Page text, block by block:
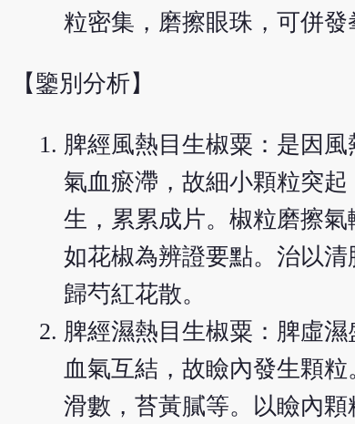
粒密集，磨擦眼珠，可併發
【鑒別分析】
脾經風熱目生椒粟：是因
氣血瘀滯，故細小顆粒突
生，累累成片。椒粒磨擦
如花椒為辨證要點。治以
歸芍紅花散。
脾經濕熱目生椒粟：脾虛
血氣互結，故瞼內發生顆
滑數，苔黃膩等。以瞼內